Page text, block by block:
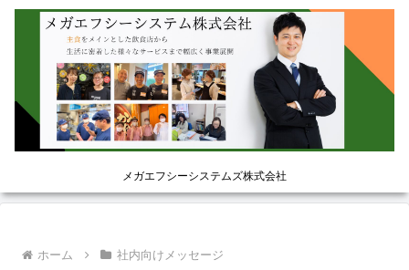
メガエフシーシステムズ株式会社
ホーム 社内向けメッセージ